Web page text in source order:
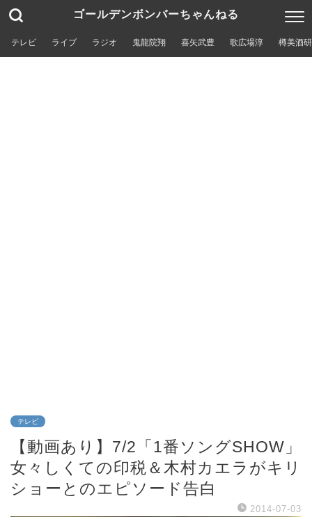
ゴールデンボンバーちゃんねる
テレビ ライブ ラジオ 鬼龍院翔 喜矢武豊 歌広場淳 樽美酒
テレビ
【動画あり】7/2「1番ソングSHOW」
女々しくての印税＆木村カエラがキリ
ショーとのエピソード告白
2014-07-03